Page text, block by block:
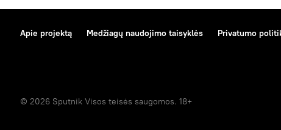
Apie projektą Medžiagų naudojimo taisyklės Privatumo
© 2026 Sputnik Visos teisės saugomos. 18+